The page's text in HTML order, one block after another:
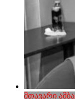
მთავარი